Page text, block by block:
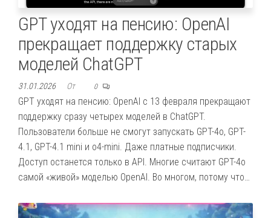
GPT уходят на пенсию: OpenAI
прекращает поддержку старых
моделей ChatGPT
31.01.2026 От 0
GPT уходят на пенсию: OpenAI с 13 февраля прекращают
поддержку сразу четырех моделей в ChatGPT.
Пользователи больше не смогут запускать GPT-4o, GPT-
4.1, GPT-4.1 mini и o4-mini. Даже платные подписчики.
Доступ останется только в API. Многие считают GPT-4o
самой «живой» моделью OpenAI. Во многом, потому что…